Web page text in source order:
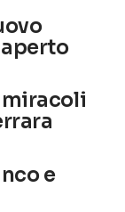
miracoli
e